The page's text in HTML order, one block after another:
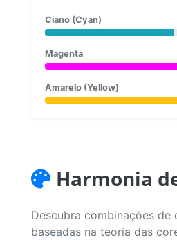
Ciano (Cyan)
Magenta
Amarelo (Yellow)
Harmonia
Descubra combinações de
baseadas na teoria das